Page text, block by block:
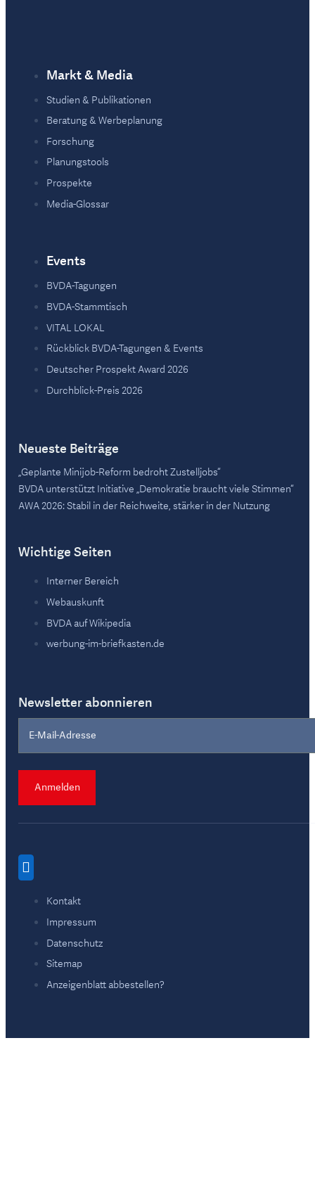
Markt & Media
Studien & Publikationen
Beratung & Werbeplanung
Forschung
Planungstools
Prospekte
Media-Glossar
Events
BVDA-Tagungen
BVDA-Stammtisch
VITAL LOKAL
Rückblick BVDA-Tagungen & Events
Deutscher Prospekt Award 2026
Durchblick-Preis 2026
Neueste Beiträge
„Geplante Minijob-Reform bedroht Zustelljobs“
BVDA unterstützt Initiative „Demokratie braucht viele Stimmen“
AWA 2026: Stabil in der Reichweite, stärker in der Nutzung
Wichtige Seiten
Interner Bereich
Webauskunft
BVDA auf Wikipedia
werbung-im-briefkasten.de
Newsletter abonnieren
Section
Anmelden
Kontakt
Impressum
Datenschutz
Sitemap
Anzeigenblatt abbestellen?